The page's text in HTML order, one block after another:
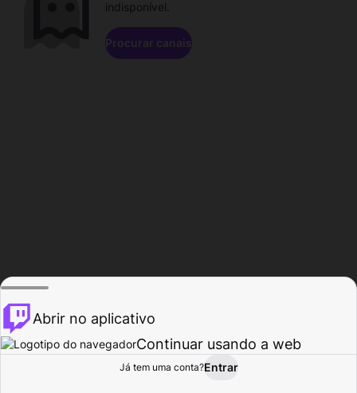
Procurar Atividade
indisponível.
Procurar canais
Abrir no aplicativo
Continuar usando a web
Já tem uma conta?Entrar